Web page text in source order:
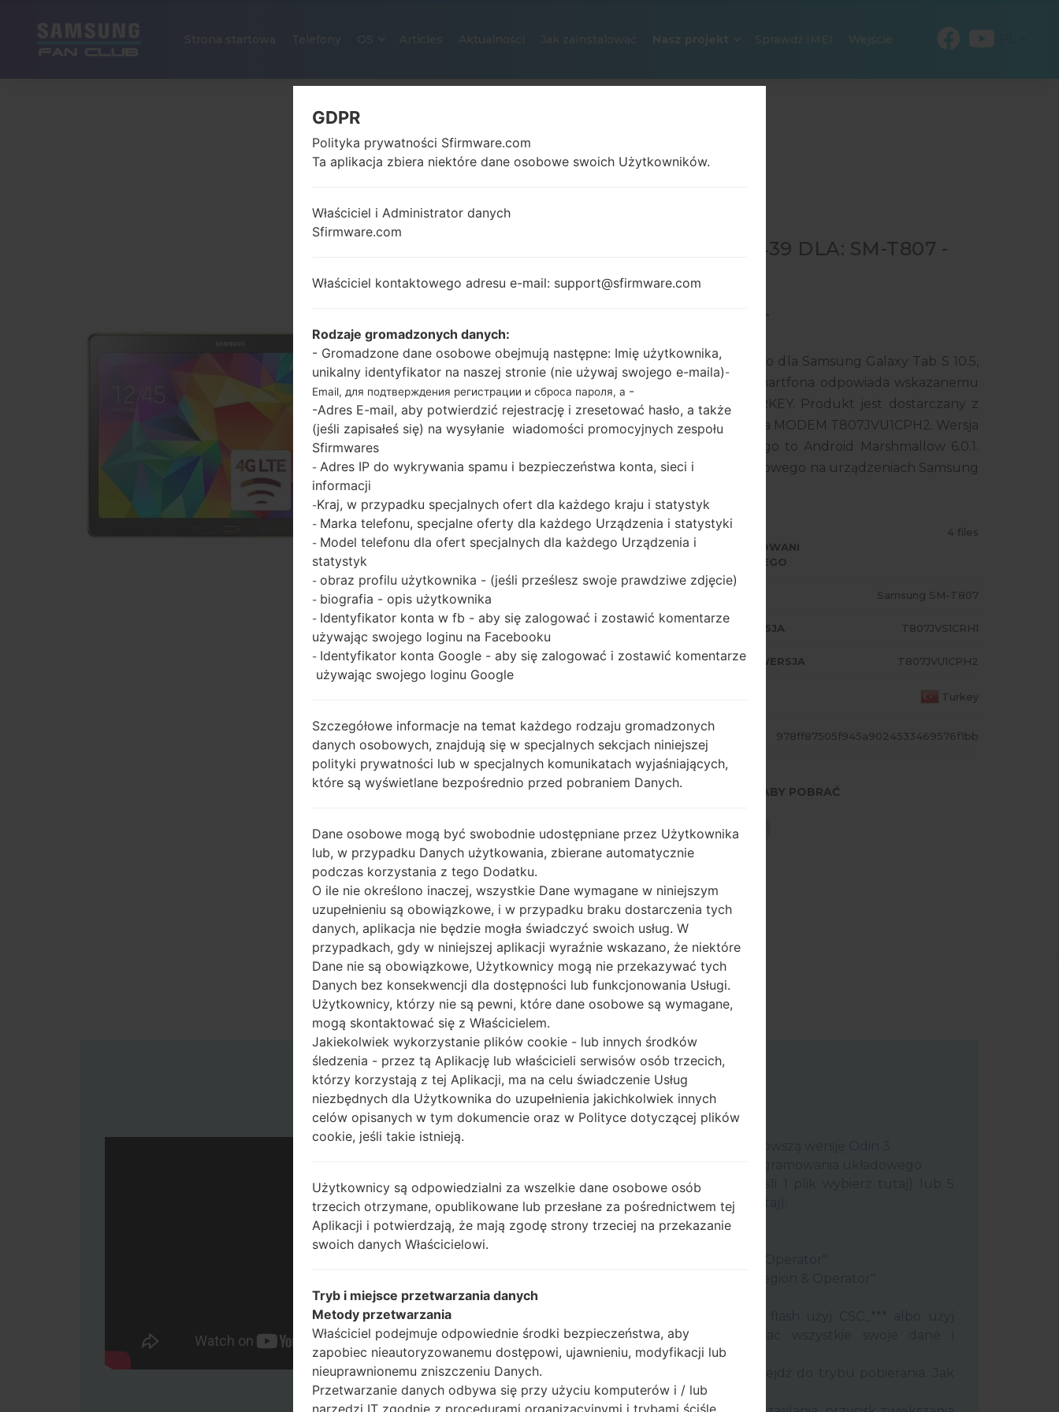
Aktualności Jak zainstalować Nasz projekt Sprawdź IMEI Wejście
OFICJALNE OPROGRAMOWANIE #60439 DLA: SM-T807 -
SAMSUNGGALAXY TAB S 10.5
SM-
T807_1_20180912132914_322lr41tw1.zip
Pobierz najnowszą aktualizację oprogramowania układowego dla Samsung Galaxy Tab S 10.5,
ale nie zapomnij sprawdzić, czy numer modelu Twojego smartfona odpowiada wskazanemu
SM-T807. Kod oprogramowania układowego to TUR z TURKEY. Produkt jest dostarczany z
wersją PDA T807JVS1CRH1, wersja CSC T807OJT1CRH1, wersja MODEM T807JVU1CPH2. Wersja
systemu operacyjnego danego oprogramowania układowego to Android Marshmallow 6.0.1.
Pełny poradnik na temat flashowania oprogramowania układowego na urządzeniach Samsung
NAZWA PLIKU
SM-T807_1_20180912132914_32
2lr41tw1
RODZAJ
OPROGRAMOWANI
A UKŁADOWEGO
4 files
ROZMIAR PLIKU Samsung SM-T807
Android Marshmallow 6.0.1 PDA/AP WERSJA T807JVS1CRH1
CSC WERSJA T807OJT1CRH1 MODEM/CP WERSJA T807JVU1CPH2
Turkey
Turkcell, Vodafone, AVEA HASH 978ff87505f945a9024533469576f1bb
1.SPRAWDŹ RECAPTCHA 2.NACIŚNIJ, ABY POBRAĆ
POBIERZ
Instrukcje
Powinieneś otrzymać 1 plik (jeśli 1 plik wybierz tutaj) lub 5
plików (jeśli 5 plików wybierz tutaj):
AP: "System & Recovery"
HOME_CSC_ ***, aby zachować wszystkie swoje dane i
aplikacje.
wykonać wszystkie metody:
GDPR
Polityka prywatności Sfirmware.com
Ta aplikacja zbiera niektóre dane osobowe swoich Użytkowników.
Właściciel i Administrator danych
Sfirmware.com
Właściciel kontaktowego adresu e-mail: support@sfirmware.com
Rodzaje gromadzonych danych:
- Gromadzone dane osobowe obejmują następne: Imię użytkownika,
unikalny identyfikator na naszej stronie (nie używaj swojego e-maila)-
Email, для подтверждения регистрации и сброса пароля, а -
-Adres E-mail, aby potwierdzić rejestrację i zresetować hasło, a także
(jeśli zapisałeś się) na wysyłanie wiadomości promocyjnych zespołu
Sfirmwares
- Adres IP do wykrywania spamu i bezpieczeństwa konta, sieci i
informacji
-Kraj, w przypadku specjalnych ofert dla każdego kraju i statystyk
- Marka telefonu, specjalne oferty dla każdego Urządzenia i statystyki
- Model telefonu dla ofert specjalnych dla każdego Urządzenia i
statystyk
- obraz profilu użytkownika - (jeśli prześlesz swoje prawdziwe zdjęcie)
- biografia - opis użytkownika
- Identyfikator konta w fb - aby się zalogować i zostawić komentarze
używając swojego loginu na Facebooku
- Identyfikator konta Google - aby się zalogować i zostawić komentarze
używając swojego loginu Google
Szczegółowe informacje na temat każdego rodzaju gromadzonych
danych osobowych, znajdują się w specjalnych sekcjach niniejszej
polityki prywatności lub w specjalnych komunikatach wyjaśniających,
które są wyświetlane bezpośrednio przed pobraniem Danych.
Dane osobowe mogą być swobodnie udostępniane przez Użytkownika
lub, w przypadku Danych użytkowania, zbierane automatycznie
podczas korzystania z tego Dodatku.
O ile nie określono inaczej, wszystkie Dane wymagane w niniejszym
uzupełnieniu są obowiązkowe, i w przypadku braku dostarczenia tych
danych, aplikacja nie będzie mogła świadczyć swoich usług. W
przypadkach, gdy w niniejszej aplikacji wyraźnie wskazano, że niektóre
Dane nie są obowiązkowe, Użytkownicy mogą nie przekazywać tych
Danych bez konsekwencji dla dostępności lub funkcjonowania Usługi.
Użytkownicy, którzy nie są pewni, które dane osobowe są wymagane,
mogą skontaktować się z Właścicielem.
Jakiekolwiek wykorzystanie plików cookie - lub innych środków
śledzenia - przez tą Aplikację lub właścicieli serwisów osób trzecich,
którzy korzystają z tej Aplikacji, ma na celu świadczenie Usług
niezbędnych dla Użytkownika do uzupełnienia jakichkolwiek innych
celów opisanych w tym dokumencie oraz w Polityce dotyczącej plików
cookie, jeśli takie istnieją.
Użytkownicy są odpowiedzialni za wszelkie dane osobowe osób
trzecich otrzymane, opublikowane lub przesłane za pośrednictwem tej
Aplikacji i potwierdzają, że mają zgodę strony trzeciej na przekazanie
swoich danych Właścicielowi.
Tryb i miejsce przetwarzania danych
Metody przetwarzania
Właściciel podejmuje odpowiednie środki bezpieczeństwa, aby
zapobiec nieautoryzowanemu dostępowi, ujawnieniu, modyfikacji lub
nieuprawnionemu zniszczeniu Danych.
Przetwarzanie danych odbywa się przy użyciu komputerów i / lub